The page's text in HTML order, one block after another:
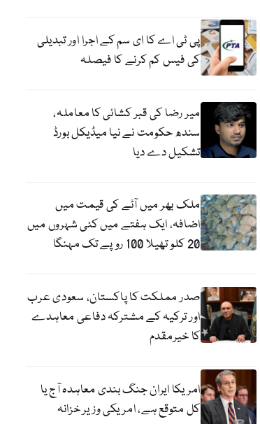
پی ٹی اے کا ای سم کے اجرا اور تبدیلی
کی فیس کم کرنے کا فیصلہ
میر رضا کی قبر کشائی کا معاملہ،
سندھ حکومت نے نیا میڈیکل بورڈ
تشکیل دے دیا
ملک بھر میں آٹے کی قیمت میں
اضافہ، ایک ہفتے میں کئی شہروں میں
20 کلو تھیلا 100 روپے تک مہنگا
صدر مملکت کا پاکستان، سعودی عرب
اور ترکیہ کے مشترکہ دفاعی معاہدے
کا خیرمقدم
امریکا ایران جنگ بندی معاہدہ آج یا
کل متوقع ہے، امریکی وزیر خزانہ